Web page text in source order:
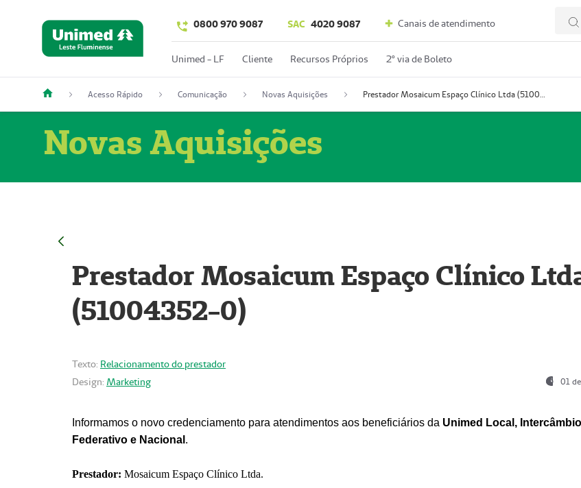
0800 970 9087 SAC 4020 9087 Canais de atendimento
Unimed - LF Cliente Recursos Próprios 2º via de Boleto
Acesso Rápido Comunicação Novas Aquisições Prestador Mosaicum Espaço Clínico Ltda (51004352-0)
Novas Aquisições
Prestador Mosaicum Espaço Clínico
(51004352-0)
Texto: Relacionamento do prestador
Design: Marketing 01
Informamos o novo credenciamento para atendimentos aos beneficiários da Unimed Local, Intercâmbio
Federativo e Nacional .
Prestador: Mosaicum Espaço Clínico Ltda.